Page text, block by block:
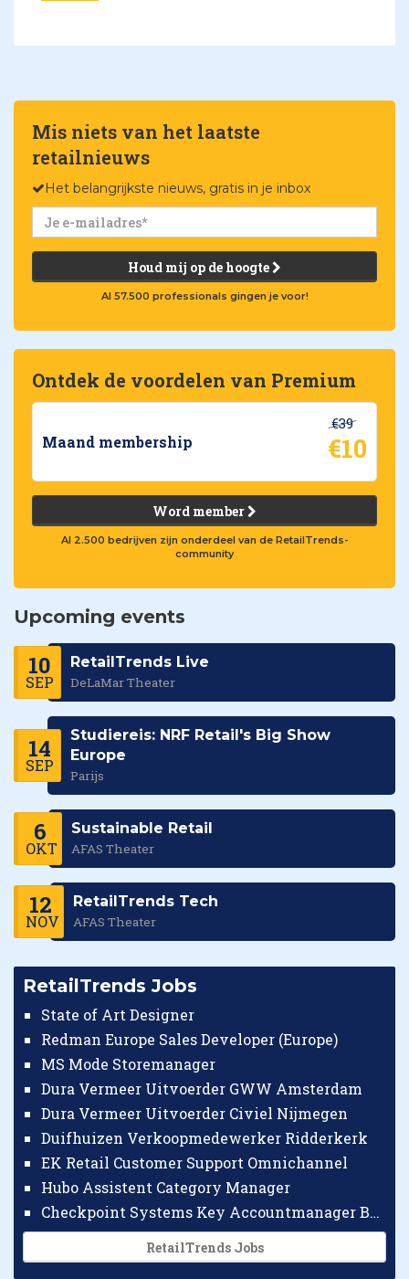
Mis niets van het laatste
retailnieuws
Het belangrijkste nieuws, gratis in je inbox
Houd mij op de hoogte
Al 57.500 professionals gingen je voor!
Ontdek de voordelen van Premium
Maand membership
€39
€10
Word member
Al 2.500 bedrijven zijn onderdeel van de RetailTrends-
community
Upcoming events
10
SEP
RetailTrends Live
DeLaMar Theater
14
SEP
Studiereis: NRF Retail's Big Show
Europe
Parijs
6
OKT
Sustainable Retail
AFAS Theater
12
NOV
RetailTrends Tech
AFAS Theater
RetailTrends Jobs
State of Art Designer
Redman Europe Sales Developer (Europe)
MS Mode Storemanager
Dura Vermeer Uitvoerder GWW Amsterdam
Dura Vermeer Uitvoerder Civiel Nijmegen
Duifhuizen Verkoopmedewerker Ridderkerk
EK Retail Customer Support Omnichannel
Hubo Assistent Category Manager
Checkpoint Systems Key Accountmanager Benelux
RetailTrends Jobs